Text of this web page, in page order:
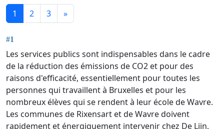
1 2 3 »
#1
Les services publics sont indispensables dans le cadre
de la réduction des émissions de CO2 et pour des
raisons d'efficacité, essentiellement pour toutes les
personnes qui travaillent à Bruxelles et pour les
nombreux élèves qui se rendent à leur école de Wavre.
Les communes de Rixensart et de Wavre doivent
rapidement et énergiquement intervenir chez De Lijn,